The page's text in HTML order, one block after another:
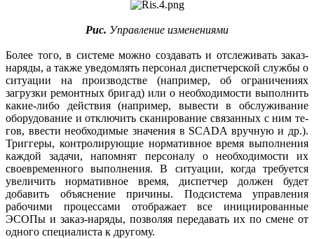
Рис. Управление изменениями
Более того, в системе можно создавать и отслеживать заказ-
наряды, а также уведомлять персонал диспетчерской службы о
ситуации на производстве (например, об ограничениях
загрузки ремонтных бригад) или о необходимости выполнить
какие-либо действия (например, вывести в обслужива­ние
оборудование и отключить сканирование связанных с ним те­
гов, ввести необходимые значения в SCADA вручную и др.).
Триггеры, контролирующие нормативное время выполнения
каждой задачи, напомнят персоналу о необходимости их
своевременного выполнения. В ситуации, когда требуется
увеличить нормативное время, диспетчер должен будет
добавить объяснение причины. Подсистема управления
рабочими процессами отображает все инициированные
ЭСОПы и заказ-наряды, позволяя передавать их по смене от
одного специалиста к другому.